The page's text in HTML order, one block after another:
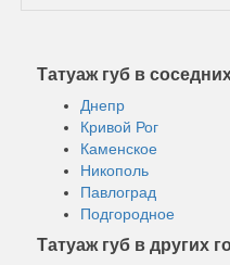
Татуаж губ в
Днепр
Кривой Рог
Каменское
Никополь
Павлоград
Подгородное
Татуаж губ в других